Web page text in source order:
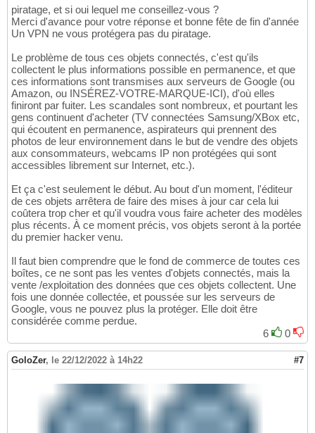
piratage, et si oui lequel me conseillez-vous ?
Merci d'avance pour votre réponse et bonne fête de fin d'année
Un VPN ne vous protégera pas du piratage.
Le problème de tous ces objets connectés, c'est qu'ils
collectent le plus informations possible en permanence, et que
ces informations sont transmises aux serveurs de Google (ou
Amazon, ou INSÉREZ-VOTRE-MARQUE-ICI), d'où elles
finiront par fuiter. Les scandales sont nombreux, et pourtant les
gens continuent d'acheter (TV connectées Samsung/XBox etc,
qui écoutent en permanence, aspirateurs qui prennent des
photos de leur environnement dans le but de vendre des objets
aux consommateurs, webcams IP non protégées qui sont
accessibles librement sur Internet, etc.).
Et ça c'est seulement le début. Au bout d'un moment, l'éditeur
de ces objets arrêtera de faire des mises à jour car cela lui
coûtera trop cher et qu'il voudra vous faire acheter des modèles
plus récents. À ce moment précis, vos objets seront à la portée
du premier hacker venu.
Il faut bien comprendre que le fond de commerce de toutes ces
boîtes, ce ne sont pas les ventes d'objets connectés, mais la
vente /exploitation des données que ces objets collectent. Une
fois une donnée collectée, et poussée sur les serveurs de
Google, vous ne pouvez plus la protéger. Elle doit être
considérée comme perdue.
6
0
GoloZer, le 22/12/2022 à 14h22 #7